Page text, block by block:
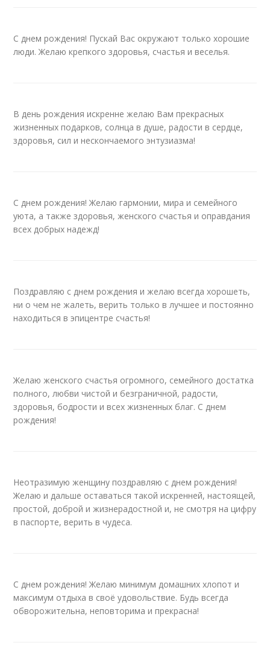
С днем рождения! Пускай Вас окружают только хорошие
люди. Желаю крепкого здоровья, счастья и веселья.
В день рождения искренне желаю Вам прекрасных
жизненных подарков, солнца в душе, радости в сердце,
здоровья, сил и нескончаемого энтузиазма!
С днем рождения! Желаю гармонии, мира и семейного
уюта, а также здоровья, женского счастья и оправдания
всех добрых надежд!
Поздравляю с днем рождения и желаю всегда хорошеть,
ни о чем не жалеть, верить только в лучшее и постоянно
находиться в эпицентре счастья!
Желаю женского счастья огромного, семейного достатка
полного, любви чистой и безграничной, радости,
здоровья, бодрости и всех жизненных благ. С днем
рождения!
Неотразимую женщину поздравляю с днем рождения!
Желаю и дальше оставаться такой искренней, настоящей,
простой, доброй и жизнерадостной и, не смотря на цифру
в паспорте, верить в чудеса.
С днем рождения! Желаю минимум домашних хлопот и
максимум отдыха в своё удовольствие. Будь всегда
обворожительна, неповторима и прекрасна!